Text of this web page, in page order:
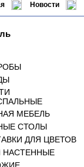
Новости
МЕБЕЛЬ
СТОЛЫ
ДЛЯ ЦВЕТОВ
НАСТЕННЫЕ